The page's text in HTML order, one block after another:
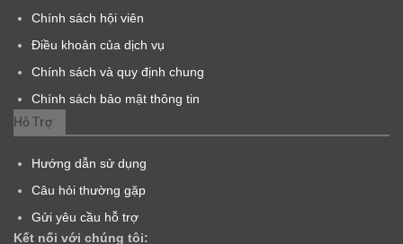
Chính sách hội viên
Điều khoản của dịch vụ
Chính sách và quy định chung
Chính sách bảo mật thông tin
Hỗ Trợ
Hướng dẫn sử dụng
Câu hỏi thường gặp
Gửi yêu cầu hỗ trợ
Kết nối với chúng tôi: